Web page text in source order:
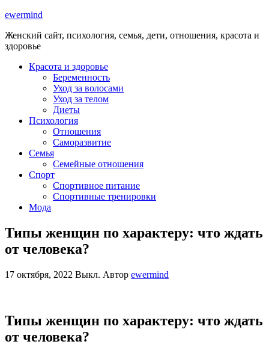
ewermind
Женский сайт, психология, семья, дети, отношения, красота и
здоровье
Красота и здоровье
Беременность
Уход за волосами
Уход за телом
Диеты
Психология
Отношения
Саморазвитие
Семья
Семейные отношения
Спорт
Спортивное питание
Спортивные тренировки
Мода
Типы женщин по характеру: что ждать
от человека?
17 октября, 2022 Выкл. Автор ewermind
Типы женщин по характеру: что ждать
от человека?